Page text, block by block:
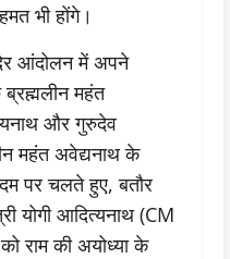
भी होंगे।
आंदोलन में अपने
ब्रह्मलीन महंत
और गुरुदेव
महंत अवेद्यनाथ के
पर चलते हुए, बतौर
योगी आदित्यनाथ (CM
राम की अयोध्या के